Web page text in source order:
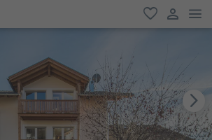
favorit
user link